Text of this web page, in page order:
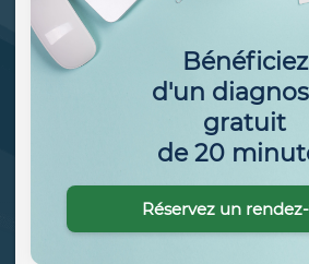
Bénéficiez
d'un
gratuit
de 20
Réservez un